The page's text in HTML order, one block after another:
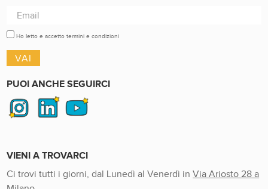
Ho letto e accetto termini e condizioni
PUOI ANCHE SEGUIRCI
VIENI A TROVARCI
Ci trovi tutti i giorni, dal Lunedì al Venerdì inVia Ariosto 28 a